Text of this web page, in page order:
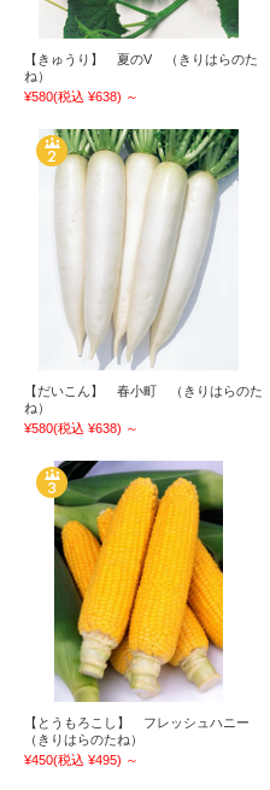
【きゅうり】 夏のV （きりはらのた
ね）
¥580(税込 ¥638) ～
【だいこん】 春小町 （きりはらのた
ね）
¥580(税込 ¥638) ～
【とうもろこし】 フレッシュハニー
（きりはらのたね）
¥450(税込 ¥495) ～